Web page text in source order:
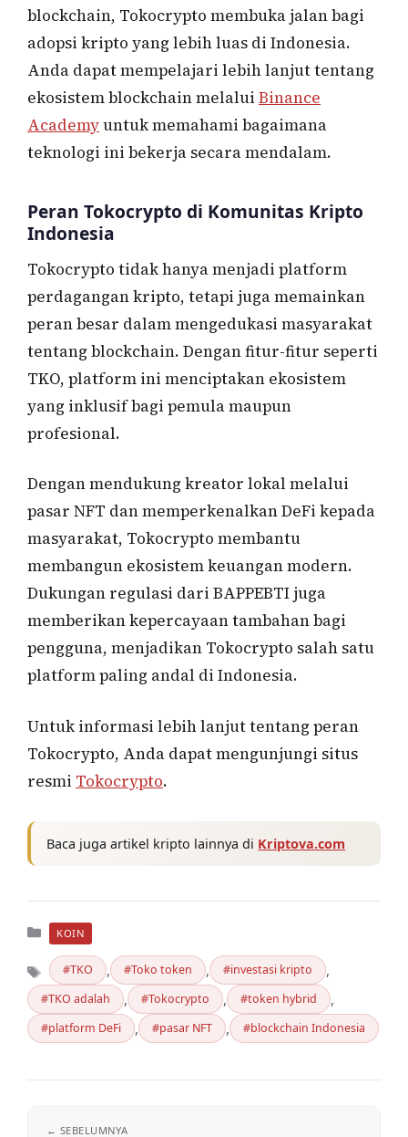
blockchain, Tokocrypto membuka jalan bagi
adopsi kripto yang lebih luas di Indonesia.
Anda dapat mempelajari lebih lanjut tentang
ekosistem blockchain melalui Binance
Academyuntuk memahami bagaimana
teknologi ini bekerja secara mendalam.
Peran Tokocrypto di Komunitas Kripto
Indonesia
Tokocrypto tidak hanya menjadi platform
perdagangan kripto, tetapi juga memainkan
peran besar dalam mengedukasi masyarakat
tentang blockchain. Dengan fitur-fitur seperti
TKO, platform ini menciptakan ekosistem
yang inklusif bagi pemula maupun
profesional.
Dengan mendukung kreator lokal melalui
pasar NFT dan memperkenalkan DeFi kepada
masyarakat, Tokocrypto membantu
membangun ekosistem keuangan modern.
Dukungan regulasi dari BAPPEBTI juga
memberikan kepercayaan tambahan bagi
pengguna, menjadikan Tokocrypto salah satu
platform paling andal di Indonesia.
Untuk informasi lebih lanjut tentang peran
Tokocrypto, Anda dapat mengunjungi situs
resmi Tokocrypto.
Baca juga artikel kripto lainnya di Kriptova.com
Kategori
KOIN
Tag
TKO , Toko token , investasi kripto ,
TKO adalah , Tokocrypto , token hybrid ,
platform DeFi , pasar NFT , blockchain Indonesia